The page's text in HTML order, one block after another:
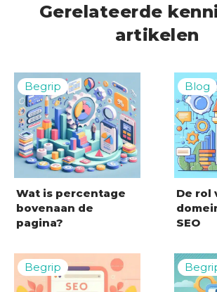
Gerelateerde
artikelen
Wat is percentage
bovenaan de
pagina?
De rol
SEO